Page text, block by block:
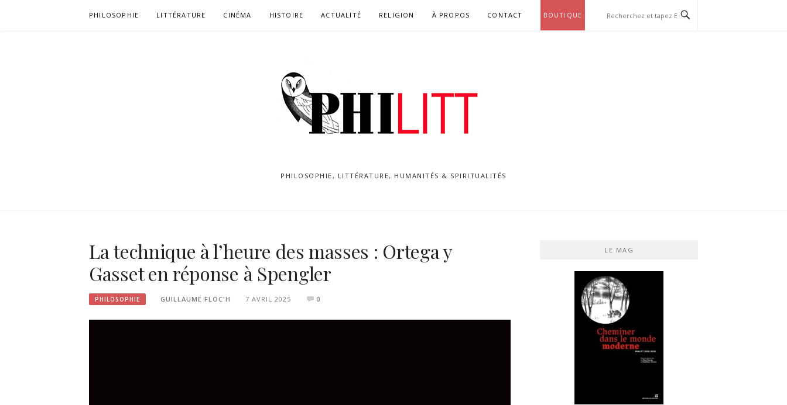
PHILOSOPHIE LITTÉRATURE CINÉMA HISTOIRE ACTUALITÉ RELIGION À PROPOS CONTACT BOUTIQUE
PHILOSOPHIE, LITTÉRATURE, HUMANITÉS & SPIRITUALITÉS
La technique à l’heure des masses : Ortega y
Gasset en réponse à Spengler
PHILOSOPHIE GUILLAUME FLOC'H 7 AVRIL 2025 0
LE MAG